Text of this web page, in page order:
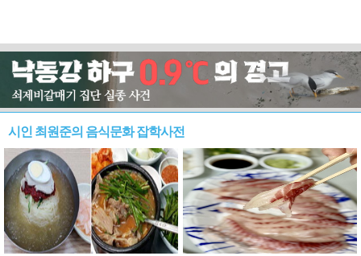
시인 최원준의 음식문화 잡학사전